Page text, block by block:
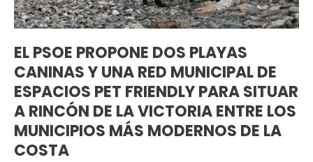
EL PSOE PROPONE DOS PLAYAS
CANINAS Y UNA RED MUNICIPAL DE
ESPACIOS PET FRIENDLY PARA SITUAR
A RINCÓN DE LA VICTORIA ENTRE LOS
MUNICIPIOS MÁS MODERNOS DE LA
COSTA
RED
MUNICIPAL
DE
ESPACIOS
PET
FRIENDLY
PARA
SITUAR
A